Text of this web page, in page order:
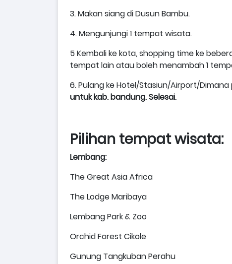
3. Makan siang di Dusun Bambu.
4. Mengunjungi 1 tempat wisata.
5 Kembali ke kota, shopping time ke
tempat lain atau boleh menambah 1
6. Pulang ke Hotel/Stasiun/Airport/
untuk kab. bandung. Selesai.
Pilihan tempat wisata:
Lembang:
The Great Asia Africa
The Lodge Maribaya
Lembang Park & Zoo
Orchid Forest Cikole
Gunung Tangkuban Perahu